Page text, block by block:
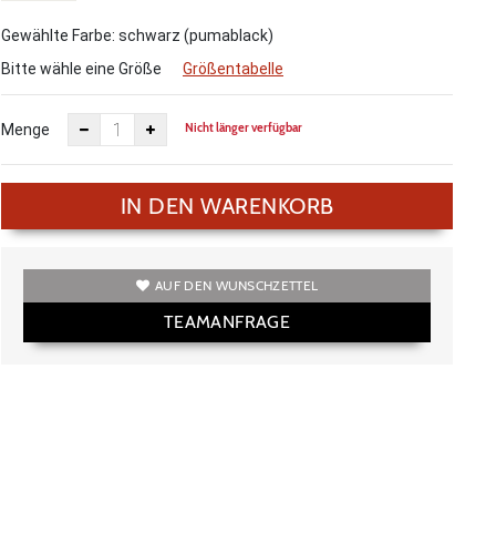
Gewählte Farbe: schwarz (pumablack)
Bitte wähle eine Größe
Größentabelle
Menge Nicht länger verfügbar
IN DEN WARENKORB
AUF DEN WUNSCHZETTEL
TEAMANFRAGE